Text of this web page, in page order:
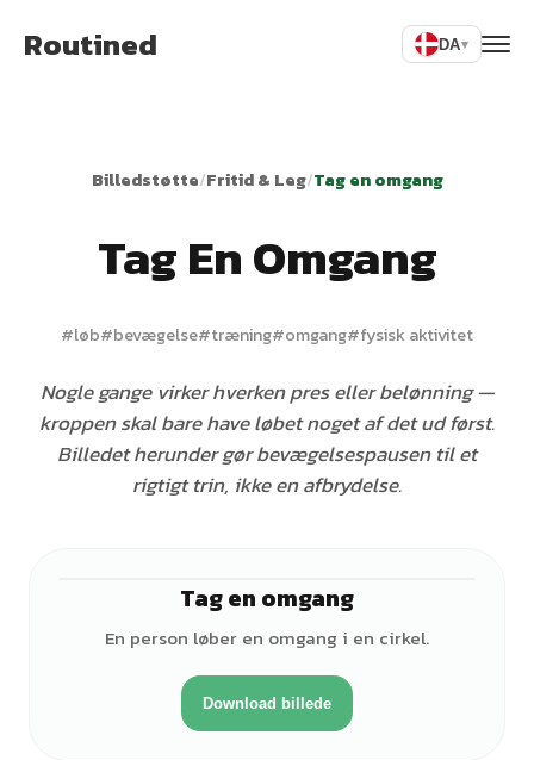
Routined DA▾
Billedstøtte/Fritid & Leg/Tag en omgang
Tag En Omgang
#løb#bevægelse#træning#omgang#fysisk aktivitet
Nogle gange virker hverken pres eller belønning —
kroppen skal bare have løbet noget af det ud først.
Billedet herunder gør bevægelsespausen til et
rigtigt trin, ikke en afbrydelse.
Tag en omgang
En person løber en omgang i en cirkel.
Download billede